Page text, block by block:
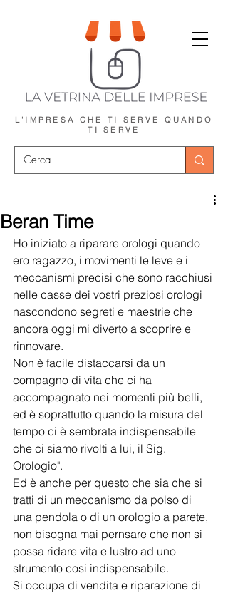
L'IMPRESA CHE TI SERVE QUANDO
TI SERVE
Beran Time
Ho iniziato a riparare orologi quando
ero ragazzo, i movimenti le leve e i
meccanismi precisi che sono racchiusi
nelle casse dei vostri preziosi orologi
nascondono segreti e maestrie che
ancora oggi mi diverto a scoprire e
rinnovare.
Non è facile distaccarsi da un
compagno di vita che ci ha
accompagnato nei momenti più belli,
ed è soprattutto quando la misura del
tempo ci è sembrata indispensabile
che ci siamo rivolti a lui, il Sig.
Orologio".
Ed è anche per questo che sia che si
tratti di un meccanismo da polso di
una pendola o di un orologio a parete,
non bisogna mai pernsare che non si
possa ridare vita e lustro ad uno
strumento cosi indispensabile.
Si occupa di vendita e riparazione di